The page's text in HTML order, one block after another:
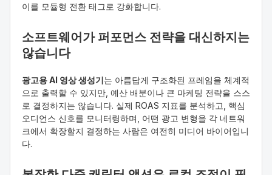
이를 모듈형 전환 태그로 강화합니다.
소프트웨어가 퍼포먼스 전략을 대신하지는
않습니다
광고용 AI 영상 생성기는 아름답게 구조화된 프레임을 체계적
으로 출력할 수 있지만, 예산 배분이나 큰 마케팅 전략을 스스
로 결정하지는 않습니다. 실제 ROAS 지표를 분석하고, 핵심
오디언스 신호를 모니터링하며, 어떤 광고 변형을 각 네트워
크에서 확장할지 결정하는 사람은 여전히 미디어 바이어입니
다.